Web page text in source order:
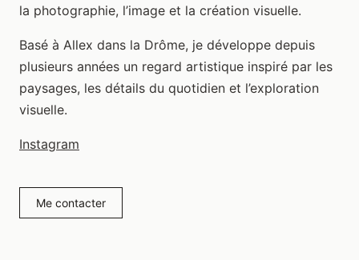
la photographie, l’image et la création visuelle.
Basé à Allex dans la Drôme, je développe depuis
plusieurs années un regard artistique inspiré par les
paysages, les détails du quotidien et l’exploration
visuelle.
Instagram
Me contacter